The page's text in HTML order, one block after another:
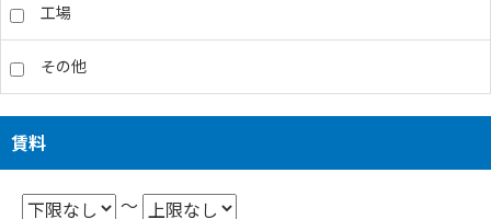
工場
その他
賃料
～